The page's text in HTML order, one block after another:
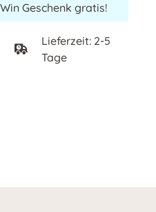
Geschenk gratis!
Lieferzeit: 2-5
Tage